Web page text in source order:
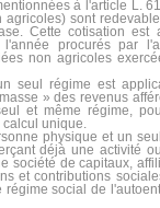
à l'article L.
sont
Cette cotisation est
procurés par
non agricoles
seul régime est
» des revenus
et même régime,
unique.
physique et un
déjà une activité
société de capitaux,
et contributions
social de